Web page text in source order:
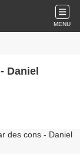
MENU
Daniel